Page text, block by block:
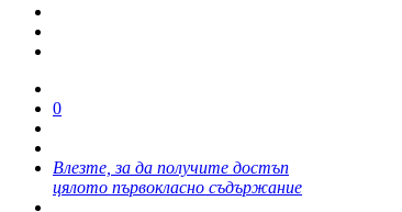
0
Влезте, за да получите достъп
цялото първокласно съдържание